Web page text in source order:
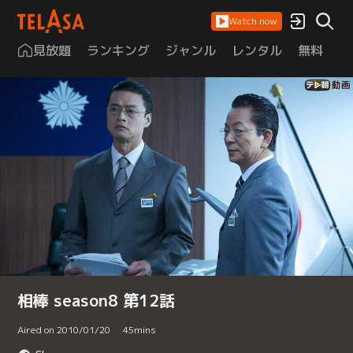
Watch now
見放題 ランキング ジャンル レンタル 無料
相棒 season8 第12話
Aired on 2010/01/20 45mins